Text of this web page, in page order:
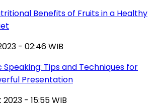
Benefits of Fruits in a Healthy
- 02:46 WIB
Speaking: Tips and Techniques for
Presentation
- 15:55 WIB